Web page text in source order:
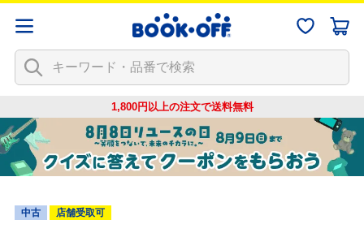
1,800円以上の注文で送料無料
中古 店舗受取可